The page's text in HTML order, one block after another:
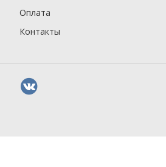
Оплата
Контакты